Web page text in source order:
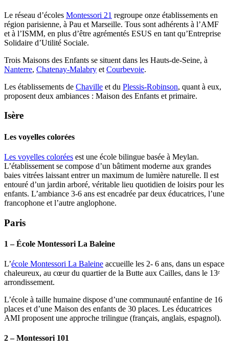
Le réseau d’écoles Montessori 21 regroupe onze établissements en
région parisienne, à Pau et Marseille. Tous sont adhérents à l’AMF
et à l’ISMM, en plus d’être agrémentés ESUS en tant qu’Entreprise
Solidaire d’Utilité Sociale.
Trois Maisons des Enfants se situent dans les Hauts-de-Seine, à
Nanterre, Chatenay-Malabry et Courbevoie.
Les établissements de Chaville et du Plessis-Robinson, quant à eux,
proposent deux ambiances : Maison des Enfants et primaire.
Isère
Les voyelles colorées
Les voyelles colorées est une école bilingue basée à Meylan.
L’établissement se compose d’un bâtiment moderne aux grandes
baies vitrées laissant entrer un maximum de lumière naturelle. Il est
entouré d’un jardin arboré, véritable lieu quotidien de loisirs pour les
enfants. L’ambiance 3-6 ans est encadrée par deux éducatrices, l’une
francophone et l’autre anglophone.
Paris
1 – École Montessori La Baleine
L’école Montessori La Baleine accueille les 2- 6 ans, dans un espace
chaleureux, au cœur du quartier de la Butte aux Cailles, dans le 13ᵉ
arrondissement.
L’école à taille humaine dispose d’une communauté enfantine de 16
places et d’une Maison des enfants de 30 places. Les éducatrices
AMI proposent une approche trilingue (français, anglais, espagnol).
2 – Montessori 101